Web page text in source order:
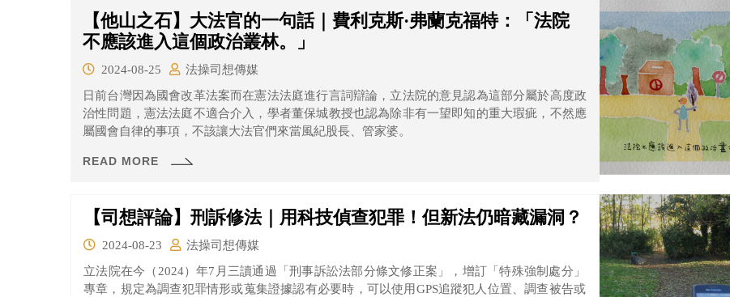
【他山之石】大法官的一句話｜費利克斯·弗蘭克福特：「法院
不應該進入這個政治叢林。」
2024-08-25
法操司想傳媒
日前台灣因為國會改革法案而在憲法法庭進行言詞辯論，立法院的意見認為這部分屬於高度政
治性問題，憲法法庭不適合介入，學者董保城教授也認為除非有一望即知的重大瑕疵，不然應
屬國會自律的事項，不該讓大法官們來當風紀股長、管家婆。
READ MORE
【司想評論】刑訴修法｜用科技偵查犯罪！但新法仍暗藏漏洞？
2024-08-23
法操司想傳媒
立法院在今（2024）年7月三讀通過「刑事訴訟法部分條文修正案」，增訂「特殊強制處分」
專章，規定為調查犯罪情形或蒐集證據認有必要時，可以使用GPS追蹤犯人位置、調查被告或